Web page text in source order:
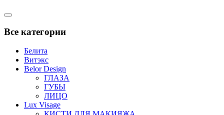
Catalog
Все категории
Белита
Витэкс
Belor Design
ГЛАЗА
ГУБЫ
ЛИЦО
Lux Visage